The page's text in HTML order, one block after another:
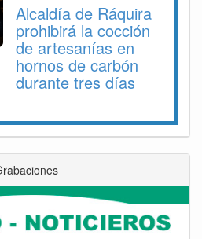
Alcaldía de Ráquira
prohibirá la cocción
de artesanías en
hornos de carbón
durante tres días